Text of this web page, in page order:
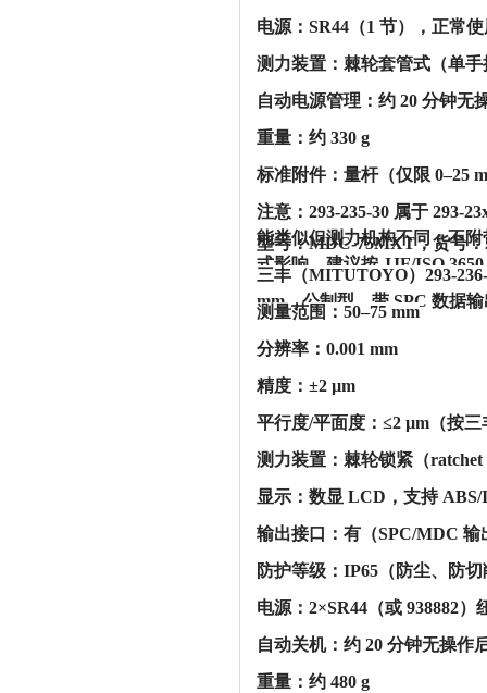
电源‌：‌SR44（1 节）‌，正常
测力装置‌：‌棘轮套管式‌（单
自动电源管理‌：‌约 20 分钟无
‌重量‌：约 ‌330 g‌
标准附件‌：‌量杆（仅限 0–25
注意：293-235-30 属于 ‌293-
能类似但测力机构不同；‌不
式影响，建议按 JJF/ISO
型号：MDC-75MXT，货号：
三丰（MITUTOYO）293-
mm，公制型，带 SPC 数据
‌测量范围‌：‌50–75 mm‌
‌分辨率‌：‌0.001 mm‌
‌精度‌：‌±2 µm‌
平行度/平面度‌：‌≤2 µm‌（按三
测力装置‌：‌棘轮锁紧（
显示‌：‌数显 LCD‌，支持
输出接口‌：‌有（SPC/MDC
防护等级‌：‌IP65‌（防尘、防
电源‌：‌2×SR44（或 938882
自动关机‌：‌约 20 分钟无操作
‌重量‌：‌约 480 g‌